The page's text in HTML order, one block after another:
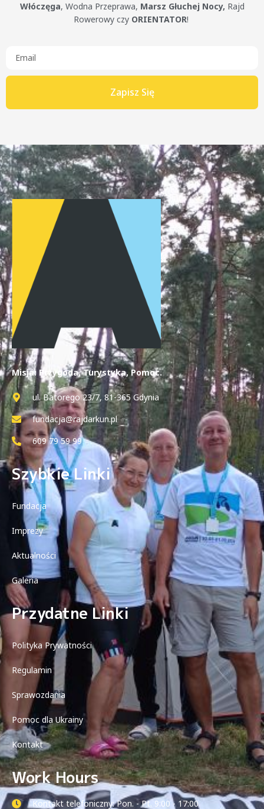
Włóczęga, Wodna Przeprawa, Marsz Głuchej Nocy, Rajd
Rowerowy czy ORIENTATOR!
Zapisz Się
Misja: Przygoda, Turystyka, Pomoc.
ul. Batorego 23/7, 81-365 Gdynia
fundacja@rajdarkun.pl
609 79 59 99
Szybkie Linki
Fundacja
Imprezy
Aktualności
Galeria
Przydatne Linki
Polityka Prywatności
Regulamin
Sprawozdania
Pomoc dla Ukrainy
Kontakt
Work Hours
Kontakt telefoniczny: Pon. - Pt. 9:00 - 17:00